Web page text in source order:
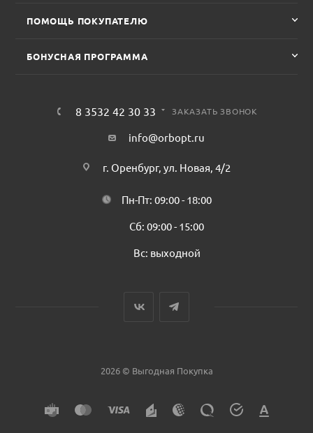
ПОМОЩЬ ПОКУПАТЕЛЮ
БОНУСНАЯ ПРОГРАММА
8 3532 42 30 33 ЗАКАЗАТЬ ЗВОНОК
info@orbopt.ru
г. Оренбург, ул. Новая, 4/2
Пн-Пт: 09:00 - 18:00
Сб: 09:00 - 15:00
Вс: выходной
2026 © Выгодная Покупка